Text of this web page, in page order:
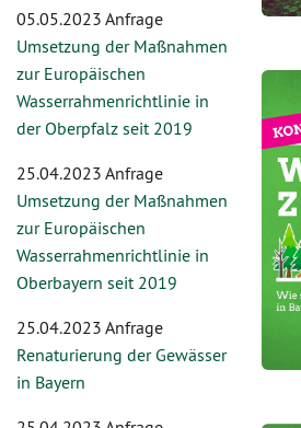
05.05.2023 Anfrage
Umsetzung der Maßnahmen
zur Europäischen
Wasserrahmenrichtlinie in
der Oberpfalz seit 2019
25.04.2023 Anfrage
Umsetzung der Maßnahmen
zur Europäischen
Wasserrahmenrichtlinie in
Oberbayern seit 2019
25.04.2023 Anfrage
Renaturierung der Gewässer
in Bayern